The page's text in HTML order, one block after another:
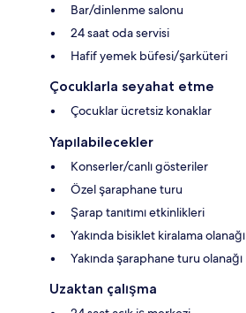
Bar/dinlenme salonu
24 saat oda servisi
Hafif yemek büfesi/şarküteri
Çocuklarla seyahat etme
Çocuklar ücretsiz konaklar
Yapılabilecekler
Konserler/canlı gösteriler
Özel şaraphane turu
Şarap tanıtımı etkinlikleri
Yakında bisiklet kiralama olanağı
Yakında şaraphane turu olanağı
Uzaktan çalışma